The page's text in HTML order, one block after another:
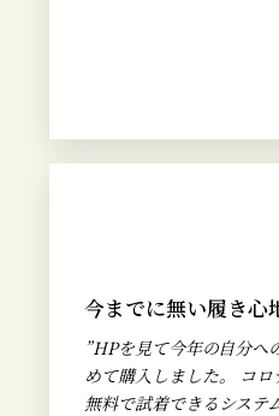
今までに無い履き心
”HPを見て今年の自分へ
めて購入しました。 コ
無料で試着できるシステ